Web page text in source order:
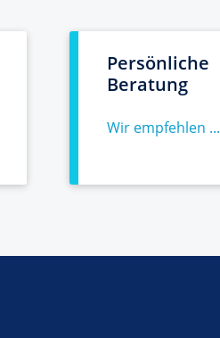
Persönliche
Beratung
Wir empfehlen ...